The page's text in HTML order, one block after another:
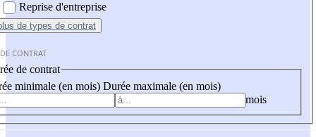
Reprise d'entreprise
de types de contrat
CONTRAT
de contrat
minimale (en mois) Durée maximale (en mois)
mois